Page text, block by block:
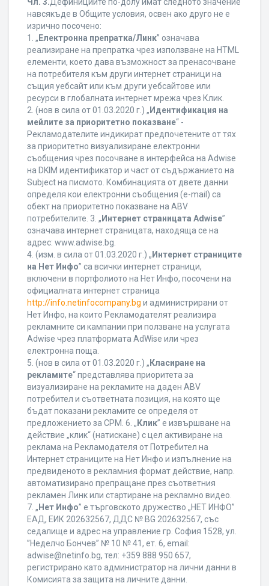
навсякъде в Общите условия, освен ако друго не е
изрично посочено:
1. „ Електронна препратка/Линк” означава
реализиране на препратка чрез използване на HTML
елементи, което дава възможност за пренасочване
на потребителя към други интернет страници на
същия уебсайт или към други уебсайтове или
ресурси в глобалната интернет мрежа чрез Клик.
2. (нов в сила от 01.03.2020 г.) „ Идентификация на
мейлите за приоритетно показване“ -
Рекламодателите индикират предпочетените от тях
за приоритетно визуализиране електронни
съобщения чрез посочване в интерфейса на Adwise
на DKIM идентификатор и част от съдържанието на
Subject на писмото. Комбинацията от двете данни
определя кои електронни съобщения (e-mail) са
обект на приоритетно показване на ABV
потребителите. 3. „ Интернет страницата Adwise”
означава интернет страницата, находяща се на
адрес: www.adwise.bg.
4. (изм. в сила от 01.03.2020 г.) „ Интернет страниците
на Нет Инфо” са всички интернет страници,
включени в портфолиото на Нет Инфо, посочени на
официалната интернет страница
http://info.netinfocompany.bg и администрирани от
Нет Инфо, на които Рекламодателят реализира
рекламните си кампании при ползване на услугата
Adwise чрез платформата AdWise или чрез
електронна поща.
5. (нов в сила от 01.03.2020 г.) „ Класиране на
рекламите“ представлява приоритета за
визуализиране на рекламите на даден ABV
потребител и съответната позиция, на която ще
бъдат показани рекламите се определя от
предложението за CPM. 6. „ Клик” е извършване на
действие „клик“ (натискане) с цел активиране на
реклама на Рекламодателя от Потребител на
Интернет страниците на Нет Инфо и изпълнение на
предвиденото в рекламния формат действие, напр.
автоматизирано препращане през съответния
рекламен Линк или стартиране на рекламно видео.
7. „ Нет Инфо” е търговското дружество „НЕТ ИНФО”
ЕАД, ЕИК 202632567, ДДС № BG 202632567, със
седалище и адрес на управление гр. София 1528, ул.
”Неделчо Бончев” № 10 № 41, ет. 6, еmail:
adwise@netinfo.bg, тел: +359 888 950 657,
регистрирано като администратор на лични данни в
Комисията за защита на личните данни.